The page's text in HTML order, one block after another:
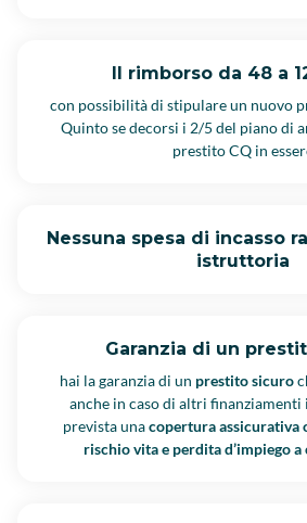
Il rimborso da 48 a
con possibilità di stipulare un nuovo
Quinto se decorsi i 2/5 del piano di
prestito CQ in
Nessuna spesa di incasso
istruttoria
Garanzia di un
hai la garanzia di un prestito sicuro
anche in caso di altri finanziamenti
prevista unacopertura assicurativa
rischio vita e perdita d’impiego